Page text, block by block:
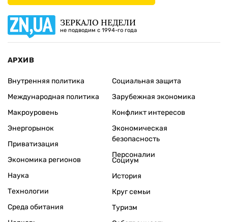
ЗЕРКАЛО НЕДЕЛИ
не подводим с 1994-го года
АРХИВ
Внутренняя политика
Международная политика
Макроуровень
Энергорынок
Приватизация
Экономика регионов
Социальная защита
Зарубежная экономика
Конфликт интересов
Экономическая
безопасность
Персоналии
Наука
Технологии
Среда обитания
Социум
История
Круг семьи
Туризм